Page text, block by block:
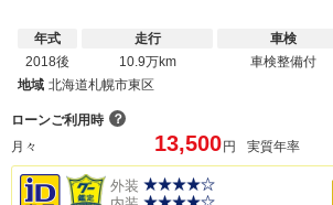
年式
2018後
走行
10.9万km
車検
車検整備付
地域 北海道札幌市東区
ローンご利用時 ？
月々
13,500 円 実質年率
外装